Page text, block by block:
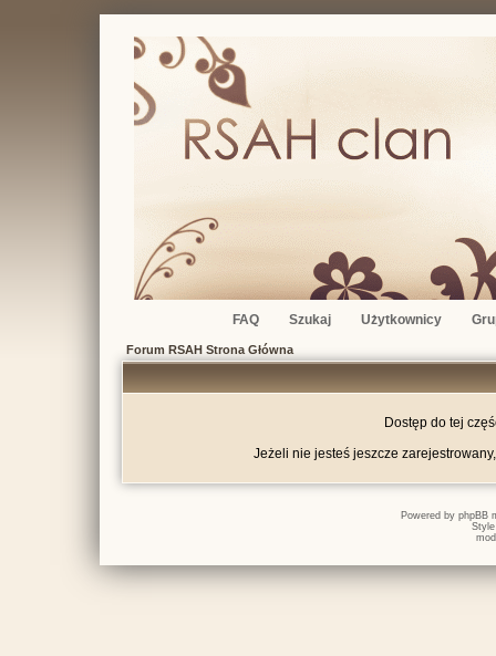
FAQ Szukaj Użytkownicy
Forum RSAH Strona Główna
Dostęp do tej
Jeżeli nie jesteś jeszcze
Powered by phpBB